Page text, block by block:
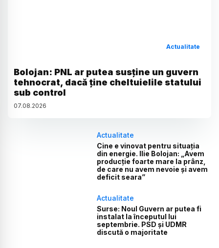
Actualitate
Bolojan: PNL ar putea susține un guvern
tehnocrat, dacă ține cheltuielile statului
sub control
07.08.2026
Actualitate
Cine e vinovat pentru situația
din energie. Ilie Bolojan: „Avem
producție foarte mare la prânz,
de care nu avem nevoie și avem
deficit seara”
Actualitate
Surse: Noul Guvern ar putea fi
instalat la începutul lui
septembrie. PSD și UDMR
discută o majoritate